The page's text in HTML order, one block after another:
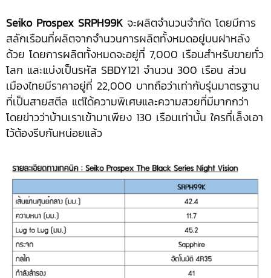
Seiko Prospex SRPH99K จะผลิตจำนวนจำกัด โดยมีการ
สลักเรือนที่ผลิตจากจำนวนการผลิตทั้งหมดอยู่บนฝาหลัง
ด้วย โดยการผลิตทั้งหมดจะอยู่ที่ 7,000 เรือนสำหรับขายทั่ว
โลก และแบ่งเป็นรหัส SBDY121 จำนวน 300 เรือน ส่วน
เมืองไทยมีราคาอยู่ที่ 22,000 บาทถือว่าเท่ากับรุ่นมาตรฐาน
ที่เป็นสายสตีล แต่ได้ความพิเศษและความสวยที่มีมากกว่า
โดยข่าวว่าบ้านเราเข้ามาเพียง 130 เรือนเท่านั้น ใครที่เล็งเอา
ไว้ต้องรีบกันหน่อยแล้ว